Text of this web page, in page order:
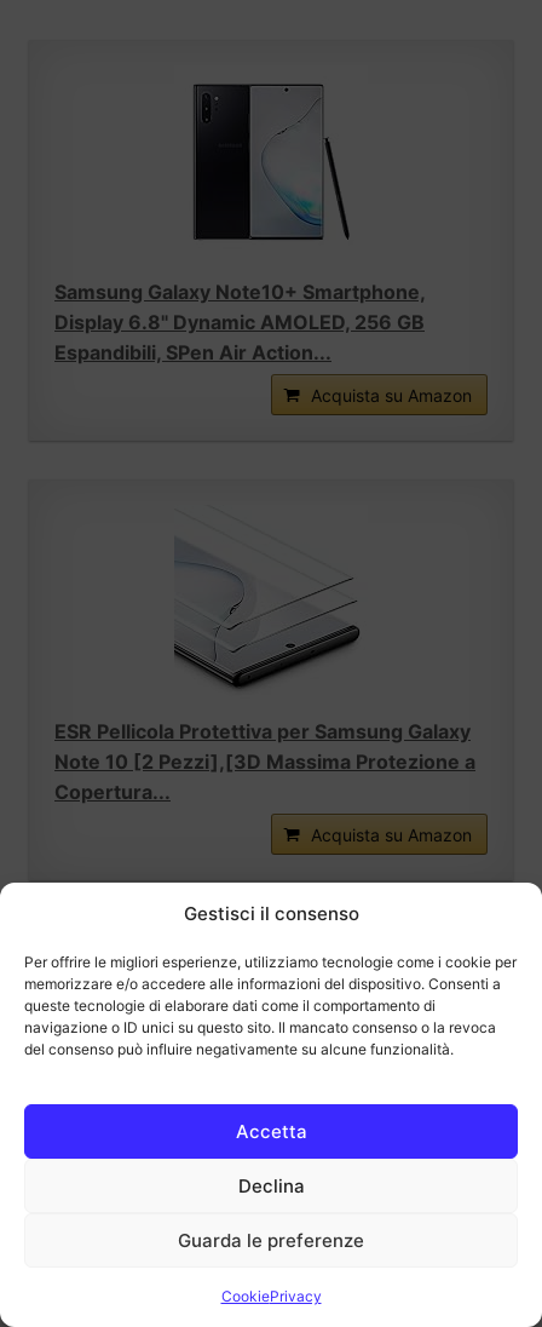
Gestisci il consenso
Per offrire le migliori esperienze, utilizziamo tecnologie come i cookie per
memorizzare e/o accedere alle informazioni del dispositivo. Consenti a
queste tecnologie di elaborare dati come il comportamento di
navigazione o ID unici su questo sito. Il mancato consenso o la revoca
del consenso può influire negativamente su alcune funzionalità.
Accetta
Declina
Guarda le preferenze
CookiePrivacy
Samsung Galaxy Note10+ Smartphone,
Display 6.8" Dynamic AMOLED, 256 GB
Espandibili, SPen Air Action...
Acquista su Amazon
ESR Pellicola Protettiva per Samsung Galaxy
Note 10 [2 Pezzi],[3D Massima Protezione a
Copertura...
Acquista su Amazon
Seguici su Telegram per ricevere le Migliori